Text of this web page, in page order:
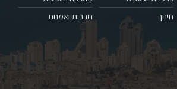
חינוך
תרבות ואמנות